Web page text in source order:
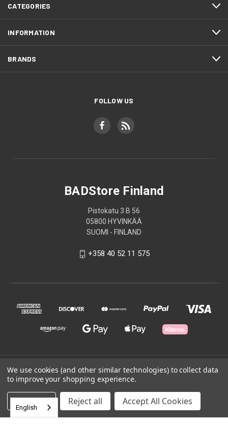
CATEGORIES
INFORMATION
BRANDS
FOLLOW US
BADStore Finland
Pistokatu 3 B 56
05800 HYVINKÄÄ
SUOMI - FINLAND
+358 40 52 11 575
© 2026 BADStore Finland
We use cookies (and other similar technologies) to collect data
to improve your shopping experience.
Settings Reject all Accept All Cookies
English